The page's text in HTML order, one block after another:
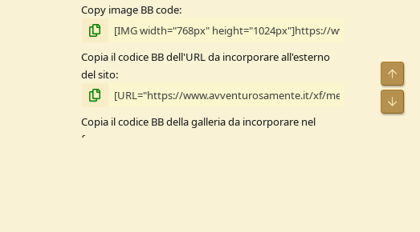
Copy image BB code
Copia il codice BB dell'URL da incorporare all'esterno
del sito
Copia il codice BB della galleria da incorporare nel
forum
Alto